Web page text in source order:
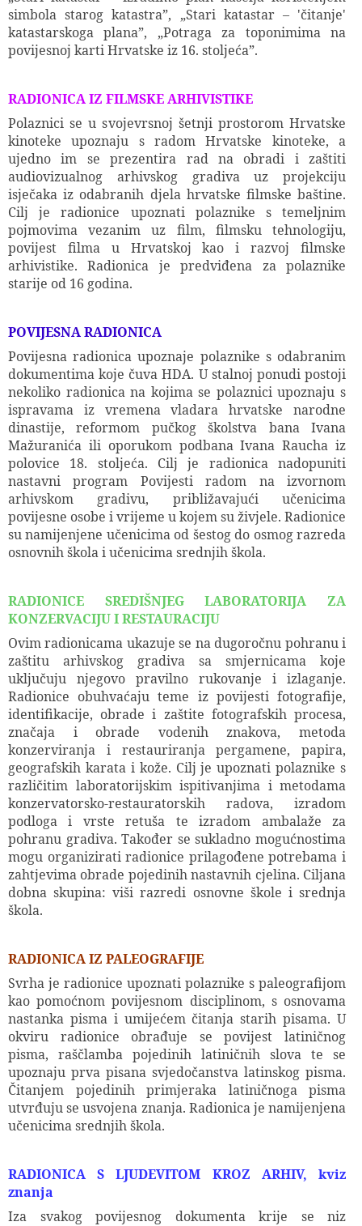
simbola starog katastra”, „Stari katastar – 'čitanje'
katastarskoga plana”, „Potraga za toponimima na
povijesnoj karti Hrvatske iz 16. stoljeća”.
RADIONICA IZ FILMSKE ARHIVISTIKE
Polaznici se u svojevrsnoj šetnji prostorom Hrvatske
kinoteke upoznaju s radom Hrvatske kinoteke, a
ujedno im se prezentira rad na obradi i zaštiti
audiovizualnog arhivskog gradiva uz projekciju
isječaka iz odabranih djela hrvatske filmske baštine.
Cilj je radionice upoznati polaznike s temeljnim
pojmovima vezanim uz film, filmsku tehnologiju,
povijest filma u Hrvatskoj kao i razvoj filmske
arhivistike. Radionica je predviđena za polaznike
starije od 16 godina.
POVIJESNA RADIONICA
Povijesna radionica upoznaje polaznike s odabranim
dokumentima koje čuva HDA. U stalnoj ponudi postoji
nekoliko radionica na kojima se polaznici upoznaju s
ispravama iz vremena vladara hrvatske narodne
dinastije, reformom pučkog školstva bana Ivana
Mažuranića ili oporukom podbana Ivana Raucha iz
polovice 18. stoljeća. Cilj je radionica nadopuniti
nastavni program Povijesti radom na izvornom
arhivskom gradivu, približavajući učenicima
povijesne osobe i vrijeme u kojem su živjele. Radionice
su namijenjene učenicima od šestog do osmog razreda
osnovnih škola i učenicima srednjih škola.
RADIONICE SREDIŠNJEG LABORATORIJA ZA
KONZERVACIJU I RESTAURACIJU
Ovim radionicama ukazuje se na dugoročnu pohranu i
zaštitu arhivskog gradiva sa smjernicama koje
uključuju njegovo pravilno rukovanje i izlaganje.
Radionice obuhvaćaju teme iz povijesti fotografije,
identifikacije, obrade i zaštite fotografskih procesa,
značaja i obrade vodenih znakova, metoda
konzerviranja i restauriranja pergamene, papira,
geografskih karata i kože. Cilj je upoznati polaznike s
različitim laboratorijskim ispitivanjima i metodama
konzervatorsko-restauratorskih radova, izradom
podloga i vrste retuša te izradom ambalaže za
pohranu gradiva. Također se sukladno mogućnostima
mogu organizirati radionice prilagođene potrebama i
zahtjevima obrade pojedinih nastavnih cjelina. Ciljana
dobna skupina: viši razredi osnovne škole i srednja
škola.
RADIONICA IZ PALEOGRAFIJE
Svrha je radionice upoznati polaznike s paleografijom
kao pomoćnom povijesnom disciplinom, s osnovama
nastanka pisma i umijećem čitanja starih pisama. U
okviru radionice obrađuje se povijest latiničnog
pisma, raščlamba pojedinih latiničnih slova te se
upoznaju prva pisana svjedočanstva latinskog pisma.
Čitanjem pojedinih primjeraka latiničnoga pisma
utvrđuju se usvojena znanja. Radionica je namijenjena
učenicima srednjih škola.
RADIONICA S LJUDEVITOM KROZ ARHIV, kviz
znanja
Iza svakog povijesnog dokumenta krije se niz